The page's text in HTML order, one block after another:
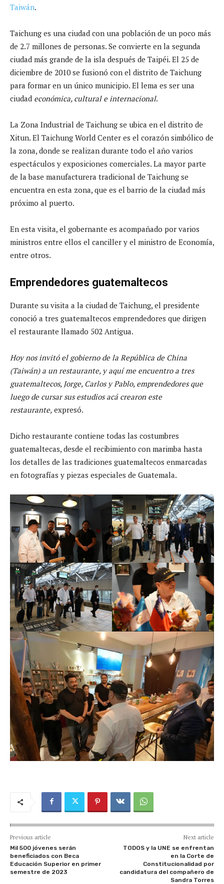
Taiwán.
Taichung es una ciudad con una población de un poco más
de 2.7 millones de personas. Se convierte en la segunda
ciudad más grande de la isla después de Taipéi. El 25 de
diciembre de 2010 se fusionó con el distrito de Taichung
para formar en un único municipio. El lema es ser una
ciudad económica, cultural e internacional.
La Zona Industrial de Taichung se ubica en el distrito de
Xitun. El Taichung World Center es el corazón simbólico de
la zona, donde se realizan durante todo el año varios
espectáculos y exposiciones comerciales. La mayor parte
de la base manufacturera tradicional de Taichung se
encuentra en esta zona, que es el barrio de la ciudad más
próximo al puerto.
En esta visita, el gobernante es acompañado por varios
ministros entre ellos el canciller y el ministro de Economía,
entre otros.
Emprendedores guatemaltecos
Durante su visita a la ciudad de Taichung, el presidente
conoció a tres guatemaltecos emprendedores que dirigen
el restaurante llamado 502 Antigua.
Hoy nos invitó el gobierno de la República de China
(Taiwán) a un restaurante, y aquí me encuentro a tres
guatemaltecos, Jorge, Carlos y Pablo, emprendedores que
luego de cursar sus estudios acá crearon este
restaurante, expresó.
Dicho restaurante contiene todas las costumbres
guatemaltecas, desde el recibimiento con marimba hasta
los detalles de las tradiciones guatemaltecos enmarcadas
en fotografías y piezas especiales de Guatemala.
Previous article
Mil 500 jóvenes serán
beneficiados con Beca
Educación Superior en primer
semestre de 2023
Next article
TODOS y la UNE se enfrentan
en la Corte de
Constitucionalidad por
candidatura del compañero de
Sandra Torres